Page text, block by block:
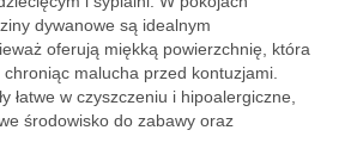
dywanowe są idealnym
oferują miękką powierzchnię, która
malucha przed kontuzjami.
łatwe w czyszczeniu i hipoalergiczne,
środowisko do zabawy oraz